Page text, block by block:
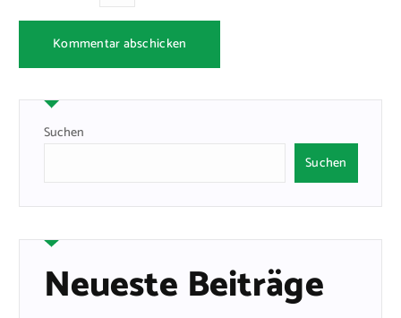
Suchen
Suchen
Neueste Beiträge